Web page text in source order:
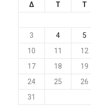
Δ
Τ Τ
3
4 5
10
11 12
17
18 19
24
25 26
31